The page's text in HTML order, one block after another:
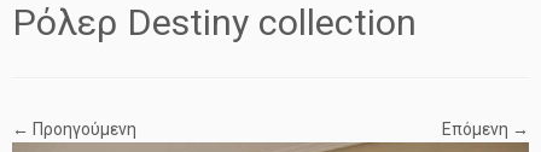
content
Ρόλερ Destiny collection
← Προηγούμενη Επόμενη →